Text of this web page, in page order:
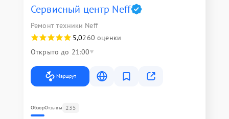
Сервисный центр Neff
Ремонт техники Neff
5,0260 оценки
Открыто до 21:00
Маршрут
ОбзорОтзывы 235